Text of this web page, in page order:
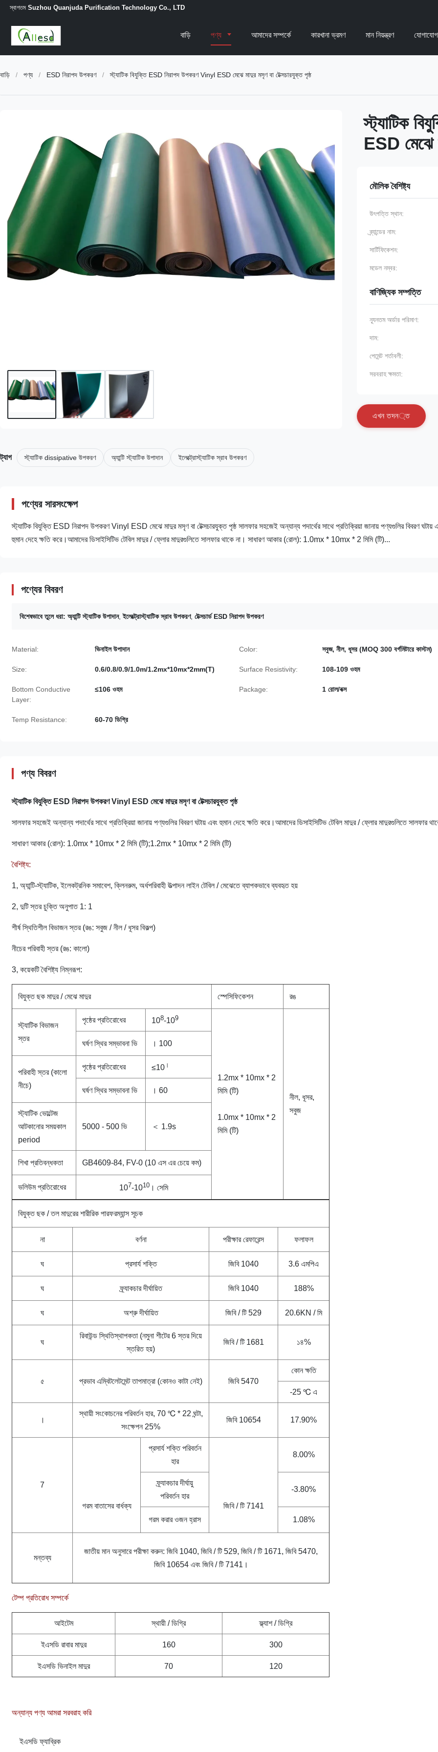
স্বাগতম Suzhou Quanjuda Purification Technology Co., LTD
বাড়ি পণ্য আমাদের সম্পর্কে কারখানা ভ্রমণ মান নিয়ন্ত্রণ
বাড়ি / পণ্য / ESD নিরাপদ উপকরণ / স্ট্যাটিক বিযুক্তি ESD নিরাপদ উপকরণ Vinyl ESD মেঝে মাদুর মসৃণ বা টেক্সচারযুক্ত পৃষ্ঠ
স্ট্যাটিক
ESD মেঝে
মৌলিক বৈশিষ্ট্য
উৎপত্তি স্থান:
ব্র্যান্ডের নাম:
সার্টিফিকেশন:
মডেল নম্বর:
বাণিজ্যিক সম্পত্তি
ন্যূনতম অর্ডার পরিমাণ:
দাম:
পেমেন্ট শর্তাবলী:
সরবরাহ ক্ষমতা:
এখন তদন্ত
ট্যাগ স্ট্যাটিক dissipative উপকরণ অ্যান্টি স্ট্যাটিক উপাদান ইলেক্ট্রোস্ট্যাটিক স্রাব উপকরণ
পণ্যের সারসংক্ষেপ
স্ট্যাটিক বিযুক্তি ESD নিরাপদ উপকরণ Vinyl ESD মেঝে মাদুর মসৃণ বা টেক্সচারযুক্ত পৃষ্ঠ সালফার সহজেই অন্যান্য পদার্থের সাথে প্রতিক্রিয়া জানায় পণ্যগুলির বিবরণ ঘটায়
হুমান দেহে ক্ষতি করে।আমাদের ডিসাইসিটিভ টেবিল মাদুর / ফ্লোর মাদুরগুলিতে সালফার থাকে না। সাধারণ আকার (রোল): 1.0mx * 10mx * 2 মিমি (টি)...
পণ্যের বিবরণ
বিশেষভাবে তুলে ধরা: অ্যান্টি স্ট্যাটিক উপাদান,ইলেক্ট্রোস্ট্যাটিক স্রাব উপকরণ, টেক্সচার্ড ESD নিরাপদ উপকরণ
Material: ভিনাইল উপাদান Color: সবুজ, নীল, ধূসর (MOQ 300 বর্গমিটারে কাস্টম)
Size: 0.6/0.8/0.9/1.0m/1.2mx*10mx*2mm(T) Surface Resistivity: 108-109 ওহম
Bottom Conductive
Layer:
≤106 ওহম Package: 1 রোল/বক্স
Temp Resistance: 60-70 ডিগ্রি
পণ্য বিবরণ
স্ট্যাটিক বিযুক্তি ESD নিরাপদ উপকরণ Vinyl ESD মেঝে মাদুর মসৃণ বা টেক্সচারযুক্ত পৃষ্ঠ
সালফার সহজেই অন্যান্য পদার্থের সাথে প্রতিক্রিয়া জানায় পণ্যগুলির বিবরণ ঘটায় এবং হুমান দেহে ক্ষতি করে।আমাদের ডিসাইসিটিভ টেবিল মাদুর / ফ্লোর মাদুরগুলিতে সালফার
সাধারণ আকার (রোল): 1.0mx * 10mx * 2 মিমি (টি);1.2mx * 10mx * 2 মিমি (টি)
বৈশিষ্ট্য:
1, অ্যান্টি-স্ট্যাটিক, ইলেকট্রনিক সমাবেশ, ক্লিনরুম, অর্ধপরিবাহী উত্পাদন লাইন টেবিল / মেঝেতে ব্যাপকভাবে ব্যবহৃত হয়
2, দুটি স্তর চুক্তি অনুপাত 1: 1
শীর্ষ স্থিতিশীল বিভাজন স্তর (রঙ: সবুজ / নীল / ধূসর বিকল্প)
নীচের পরিবাহী স্তর (রঙ: কালো)
3, কয়েকটি বৈশিষ্ট্য নিম্নরূপ:
বিযুক্ত ছক মাদুর / মেঝে মাদুর স্পেসিফিকেশন রঙ
স্ট্যাটিক বিভাজন
স্তর
পৃষ্ঠের প্রতিরোধের 108-109
1.2mx * 10mx * 2
মিমি (টি)
1.0mx * 10mx * 2
মিমি (টি)
নীল, ধূসর,
সবুজ
ঘর্ষণ স্থির সম্ভাবনা ভি । 100
পরিবাহী স্তর (কালো
নীচে)
পৃষ্ঠের প্রতিরোধের ≤10 ।
ঘর্ষণ স্থির সম্ভাবনা ভি । 60
স্ট্যাটিক ভোল্টেজ
আটকানোর সময়কাল
period
5000 - 500 ভি ＜ 1.9s
শিখা প্রতিবন্ধকতা GB4609-84, FV-0 (10 এস এর চেয়ে কম)
ভলিউম প্রতিরোধের 107-1010 । সেমি
বিযুক্ত ছক / তল মাদুরের শারীরিক পারফরম্যান্স সূচক
না বর্ণনা পরীক্ষার রেফারেন্স ফলাফল
ঘ প্রসার্য শক্তি জিবি 1040 3.6 এমপিএ
ঘ ফ্র্যাকচার দীর্ঘায়িত জিবি 1040 188%
ঘ অশ্রু দীর্ঘায়িত জিবি / টি 529 20.6KN / মি
ঘ
রিবাউন্ড স্থিতিস্থাপকতা (নমুনা শীটের 6 স্তর দিয়ে
স্তরিত হয়)
জিবি / টি 1681 ১৪%
৫ প্রভাব এম্বিটলেটমেন্ট তাপমাত্রা (কোনও কাটা নেই) জিবি 5470
কোন ক্ষতি
-25 ℃ এ
।
স্থায়ী সংকোচনের পরিবর্তন হার, 70 ℃ * 22 ঘন্টা,
সংক্ষেপন 25%
জিবি 10654 17.90%
7
গরম বাতাসের বার্ধক্য
প্রসার্য শক্তি পরিবর্তন
হার
জিবি / টি 7141
8.00%
ফ্র্যাকচার দীর্ঘায়ু
পরিবর্তন হার
-3.80%
গরম করার ওজন হ্রাস 1.08%
মন্তব্য
জাতীয় মান অনুসারে পরীক্ষা করুন: জিবি 1040, জিবি / টি 529, জিবি / টি 1671, জিবি 5470,
জিবি 10654 এবং জিবি / টি 7141।
টেম্প প্রতিরোধ সম্পর্কে
আইটেম স্থায়ী / ডিগ্রি ফ্ল্যাশ / ডিগ্রি
ইএসডি রাবার মাদুর 160 300
ইএসডি ভিনাইল মাদুর 70 120
অন্যান্য পণ্য আমরা সরবরাহ করি
ইএসডি ফ্যাব্রিক